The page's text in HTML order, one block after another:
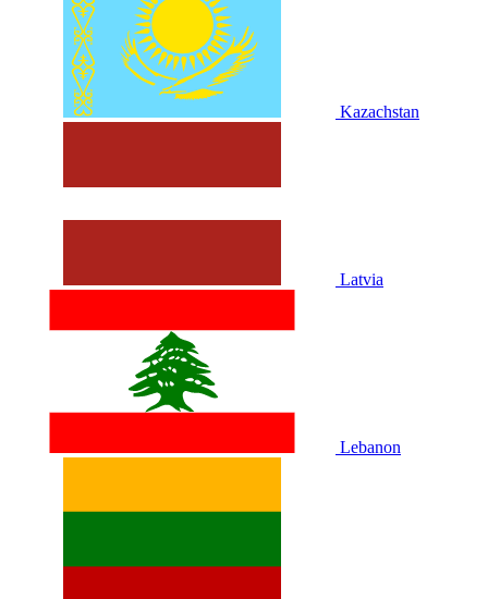
Kazachstan
Latvia
Lebanon